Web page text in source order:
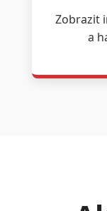
Zobrazit
a